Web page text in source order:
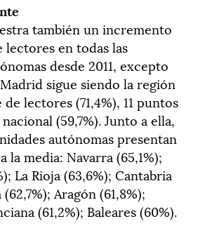
también un incremento
en todas las
desde 2011, excepto
sigue siendo la región
lectores (71,4%), 11 puntos
(59,7%). Junto a ella,
autónomas presentan
la media: Navarra (65,1%);
La Rioja (63,6%); Cantabria
Aragón (61,8%);
(61,2%); Baleares (60%).